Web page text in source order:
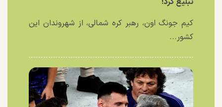
کیم جونگ اون، رهبر کره شمالی، از شهروندان این
کشور...